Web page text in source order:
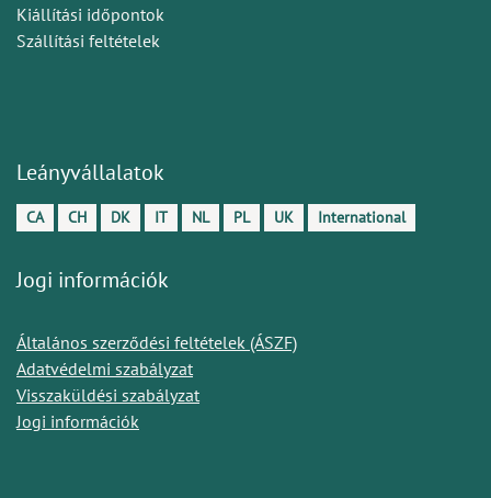
Kiállítási időpontok
Szállítási feltételek
Leányvállalatok
CA CH DK IT NL PL UK International
Jogi információk
Általános szerződési feltételek (ÁSZF)
Adatvédelmi szabályzat
Visszaküldési szabályzat
Jogi információk